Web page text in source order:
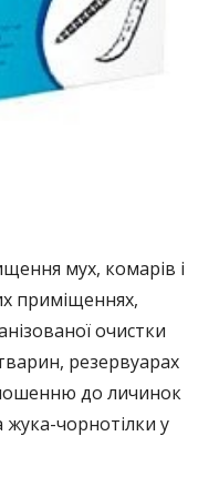
мух, комарів і
приміщеннях,
очистки
резервуарах
до личинок
жука-чорнотілки у